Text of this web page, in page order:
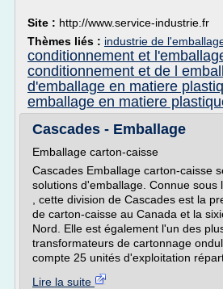
Site : http://www.service-industrie.fr
Thèmes liés : industrie de
conditionnement et
conditionnement et de l
d'emballage en matiere
emballage en matiere
Cascades - Emballage
Emballage carton-caisse
Cascades Emballage carton-caisse
solutions d'emballage. Connue sous
, cette division de Cascades est la
de carton-caisse au Canada et la
Nord. Elle est également l'un des
transformateurs de cartonnage
compte 25 unités d'exploitation
Lire la suite